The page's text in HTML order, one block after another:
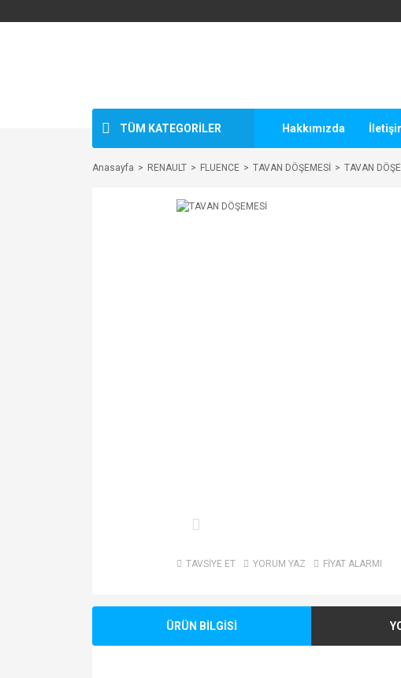
TÜM KATEGORİLER Hakkımızda
Anasayfa RENAULT FLUENCE TAVAN DÖŞEMESİ TAVAN
TAVSİYE ET YORUM YAZ FİYAT ALARMI
ÜRÜN BİLGİSİ